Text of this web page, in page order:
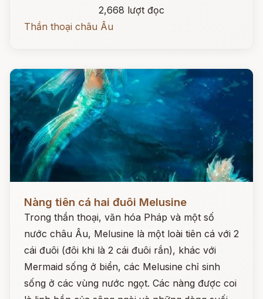
2,668 lượt đọc
Thần thoại châu Âu
Nàng tiên cá hai đuôi Melusine
Trong thần thoại, văn hóa Pháp và một số
nước châu Âu, Melusine là một loài tiên cá với 2
cái đuôi (đôi khi là 2 cái đuôi rắn), khác với
Mermaid sống ở biển, các Melusine chỉ sinh
sống ở các vùng nước ngọt. Các nàng được coi